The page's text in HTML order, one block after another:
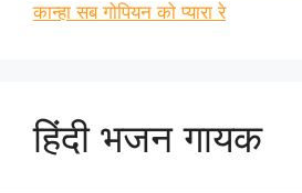
कान्हा सब गोपियन को प्यारा रे
हिंदी भजन गायक